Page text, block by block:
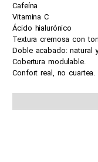
Cafeína
Vitamina C
Ácido hialurónico
Textura cremosa con
Doble acabado: natural
Cobertura modulable.
Confort real, no cuartea.